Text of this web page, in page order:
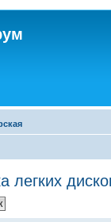
легких